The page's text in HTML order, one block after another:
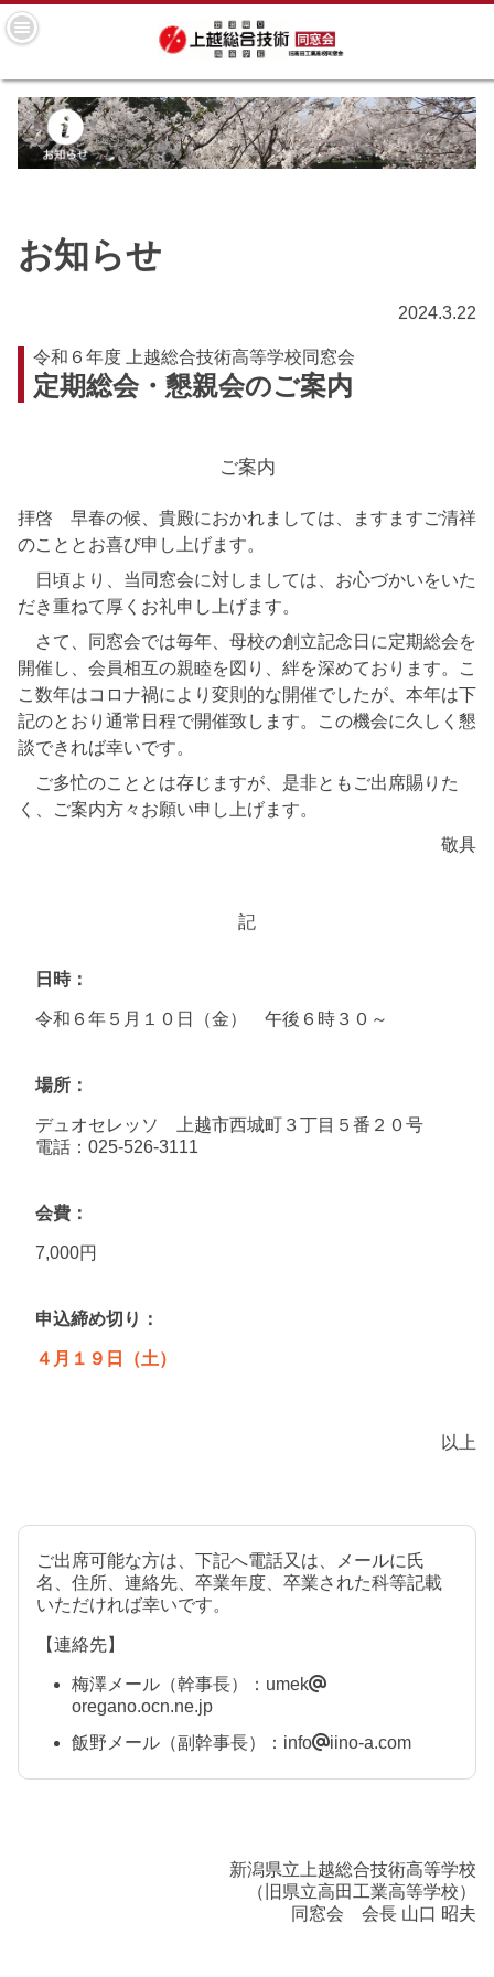
お知らせ
2024.3.22
令和６年度 上越総合技術高等学校同窓会
定期総会・懇親会のご案内
ご案内
拝啓 早春の候、貴殿におかれましては、ますますご清祥
のこととお喜び申し上げます。
日頃より、当同窓会に対しましては、お心づかいをいた
だき重ねて厚くお礼申し上げます。
さて、同窓会では毎年、母校の創立記念日に定期総会を
開催し、会員相互の親睦を図り、絆を深めております。こ
こ数年はコロナ禍により変則的な開催でしたが、本年は下
記のとおり通常日程で開催致します。この機会に久しく懇
談できれば幸いです。
ご多忙のこととは存じますが、是非ともご出席賜りた
く、ご案内方々お願い申し上げます。
敬具
記
日時
令和６年５月１０日（金） 午後６時３０～
場所
デュオセレッソ 上越市西城町３丁目５番２０号
電話：025-526-3111
会費
7,000円
申込締め切り
４月１９日（土）
以上
ご出席可能な方は、下記へ電話又は、メールに氏
名、住所、連絡先、卒業年度、卒業された科等記載
いただければ幸いです。
【連絡先】
梅澤メール（幹事長）：umek
oregano.ocn.ne.jp
飯野メール（副幹事長）：info
iino-a.com
新潟県立上越総合技術高等学校
（旧県立高田工業高等学校）
同窓会 会長 山口 昭夫